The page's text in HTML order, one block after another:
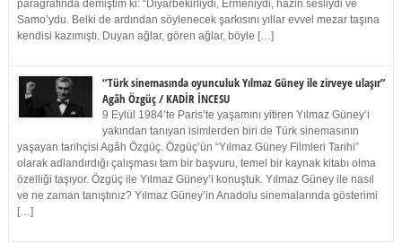
paragrafında demiştim ki: “Diyarbekirliydi, Ermeniydi, hazin sesliydi ve
Samo’ydu. Belki de ardından söylenecek şarkısını yıllar evvel mezar taşına
kendisi kazımıştı. Duyan ağlar, gören ağlar, böyle […]
“Türk sinemasında oyunculuk Yılmaz Güney ile zirveye ulaşır”
Agâh Özgüç / KADİR İNCESU
9 Eylül 1984’te Paris’te yaşamını yitiren Yılmaz Güney’i
yakından tanıyan isimlerden biri de Türk sinemasının
yaşayan tarihçisi Agâh Özgüç. Özgüç’ün “Yılmaz Güney Filmleri Tarihi”
olarak adlandırdığı çalışması tam bir başvuru, temel bir kaynak kitabı olma
özelliği taşıyor. Özgüç ile Yılmaz Güney’i konuştuk. Yılmaz Güney ile nasıl
ve ne zaman tanıştınız? Yılmaz Güney’in Anadolu sinemalarında gösterimi
[…]